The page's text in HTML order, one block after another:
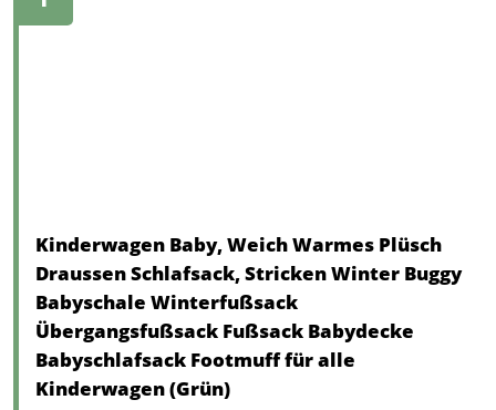
Kinderwagen Baby, Weich Warmes Plüsch
Draussen Schlafsack, Stricken Winter Buggy
Babyschale Winterfußsack
Übergangsfußsack Fußsack Babydecke
Babyschlafsack Footmuff für alle
Kinderwagen (Grün)